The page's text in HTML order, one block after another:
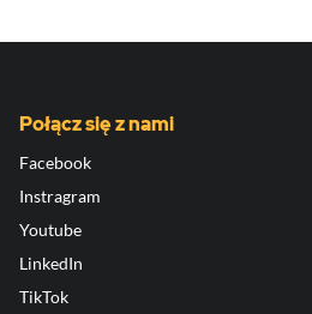
Połącz się z nami
Facebook
Instragram
Youtube
LinkedIn
TikTok